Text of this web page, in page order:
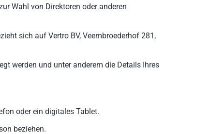
Wahl von Direktoren oder anderen
sich auf Vertro BV, Veembroederhof 281,
werden und unter anderem die Details Ihres
oder ein digitales Tablet.
beziehen.